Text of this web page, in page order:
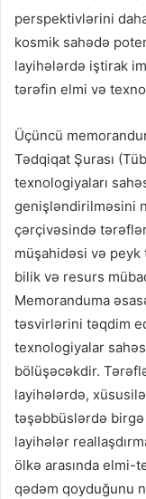
perspektivlərini
kosmik sahədə
layihələrdə iştirak
tərəfin elmi və
Üçüncü
Tədqiqat Şurası
texnologiyaları
genişləndirilməsini
çərçivəsində
müşahidəsi və
bilik və resurs
Memoranduma
təsvirlərini təqdim
texnologiyalar
bölüşəcəkdir.
layihələrdə,
təşəbbüslərdə
layihələr
ölkə arasında elmi-
qədəm qoyduğunu